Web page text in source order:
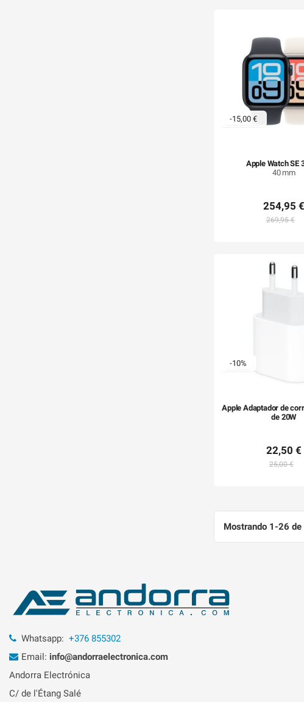
-15,00 €
Apple Watch SE
40 mm
254,95 €
269,95 €
-10%
Apple Adaptador de
de 20W
22,50 €
25,00 €
Mostrando 1-26
Whatsapp: +376 855302
Email: info@andorraelectronica.com
Andorra Electrónica
C/ de l'Étang Salé